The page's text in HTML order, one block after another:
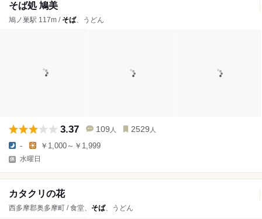
そば処 鳩美
鳩ノ巣駅 117m / そば、うどん
3.37 109 人 2529 人
- ￥1,000～￥1,999
水曜日
カタクリの花
西多摩郡奥多摩町 / 食堂、 そば、うどん